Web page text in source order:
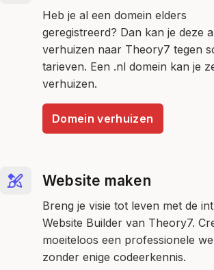
Heb je al een domein elders
geregistreerd? Dan kan je deze
verhuizen naar Theory7 tegen
tarieven. Een .nl domein kan je
verhuizen.
Domein verhuizen
Website maken
Breng je visie tot leven met de
Website Builder van Theory7.
moeiteloos een professionele
zonder enige codeerkennis.